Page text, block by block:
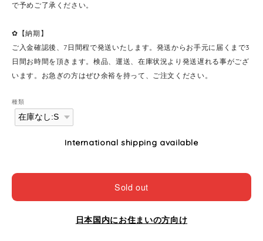
で予めご了承ください。
✿【納期】
ご入金確認後、7日間程で発送いたします。発送からお手元に届くまで3
日間お時間を頂きます。検品、運送、在庫状況より発送遅れる事がござ
います。お急ぎの方はぜひ余裕を持って、ご注文ください。
種類
International shipping available
Sold out
日本国内にお住まいの方向け